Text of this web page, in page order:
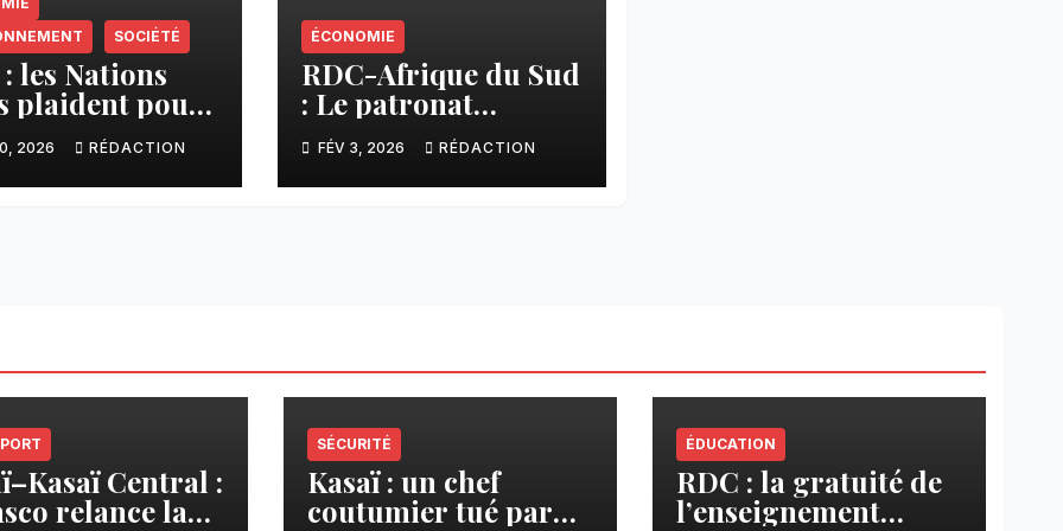
SOCIÉTÉ
les Nations
plaident pour
minier
et
2026 RÉDACTION
ÉCONOMIE
RDC-Afrique du Sud
: Le patronat
congolais plaide
pour des
partenariats fondés
FÉV 3, 2026 RÉDACTION
Central :
relance la
SÉCURITÉ
Kasaï : un chef
coutumier tué par
ÉDUCATION
RDC : la gratuité de
l’enseignement